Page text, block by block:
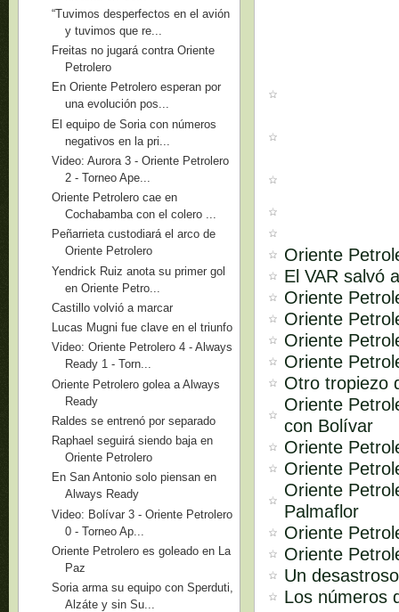
Oriente
El VAR salvó
Oriente
Oriente
Oriente
Oriente
Otro tropiezo
Oriente
con Bolívar
Oriente
Oriente
Oriente
Palmaflor
Oriente
Oriente
Un
Los números
“Tuvimos desperfectos en el avión
y tuvimos que re...
Freitas no jugará contra Oriente
Petrolero
En Oriente Petrolero esperan por
una evolución pos...
El equipo de Soria con números
negativos en la pri...
Video: Aurora 3 - Oriente Petrolero
2 - Torneo Ape...
Oriente Petrolero cae en
Cochabamba con el colero ...
Peñarrieta custodiará el arco de
Oriente Petrolero
Yendrick Ruiz anota su primer gol
en Oriente Petro...
Castillo volvió a marcar
Lucas Mugni fue clave en el triunfo
Video: Oriente Petrolero 4 - Always
Ready 1 - Torn...
Oriente Petrolero golea a Always
Ready
Raldes se entrenó por separado
Raphael seguirá siendo baja en
Oriente Petrolero
En San Antonio solo piensan en
Always Ready
Video: Bolívar 3 - Oriente Petrolero
0 - Torneo Ap...
Oriente Petrolero es goleado en La
Paz
Soria arma su equipo con Sperduti,
Alzáte y sin Su...